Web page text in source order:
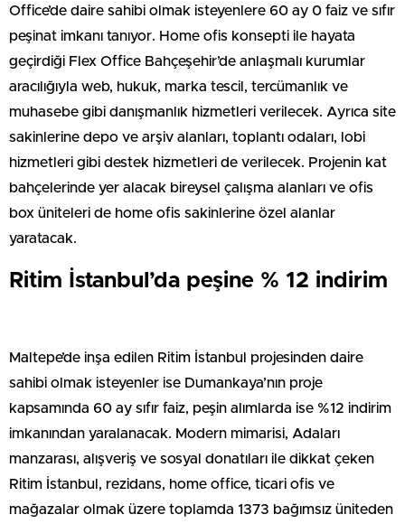
Office’de daire sahibi olmak isteyenlere 60 ay 0 faiz ve sıfır
peşinat imkanı tanıyor. Home ofis konsepti ile hayata
geçirdiği Flex Office Bahçeşehir’de anlaşmalı kurumlar
aracılığıyla web, hukuk, marka tescil, tercümanlık ve
muhasebe gibi danışmanlık hizmetleri verilecek. Ayrıca site
sakinlerine depo ve arşiv alanları, toplantı odaları, lobi
hizmetleri gibi destek hizmetleri de verilecek. Projenin kat
bahçelerinde yer alacak bireysel çalışma alanları ve ofis
box üniteleri de home ofis sakinlerine özel alanlar
yaratacak.
Ritim İstanbul’da peşine % 12 indirim
Maltepe’de inşa edilen Ritim İstanbul projesinden daire
sahibi olmak isteyenler ise Dumankaya’nın proje
kapsamında 60 ay sıfır faiz, peşin alımlarda ise %12 indirim
imkanından yaralanacak. Modern mimarisi, Adaları
manzarası, alışveriş ve sosyal donatıları ile dikkat çeken
Ritim İstanbul, rezidans, home office, ticari ofis ve
mağazalar olmak üzere toplamda 1373 bağımsız üniteden